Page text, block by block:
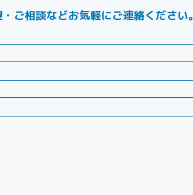
相談などお気軽にご連絡ください。